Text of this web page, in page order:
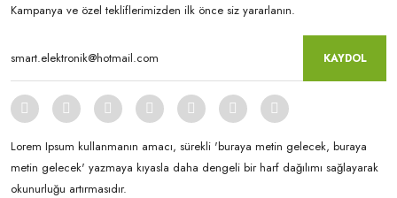
Kampanya ve özel tekliflerimizden ilk önce siz yararlanın.
KAYDOL
Lorem Ipsum kullanmanın amacı, sürekli 'buraya metin gelecek, buraya
metin gelecek' yazmaya kıyasla daha dengeli bir harf dağılımı sağlayarak
okunurluğu artırmasıdır.